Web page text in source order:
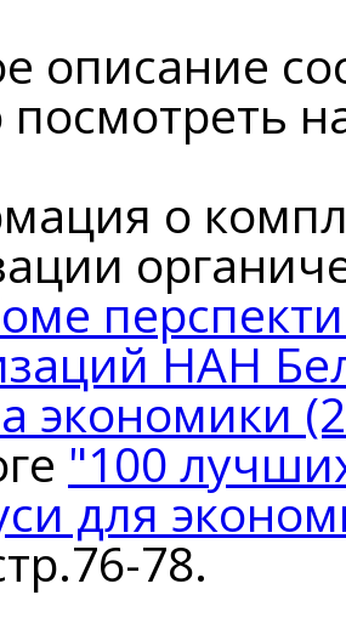
описание
о
НАН
экономики
"100
для
78.